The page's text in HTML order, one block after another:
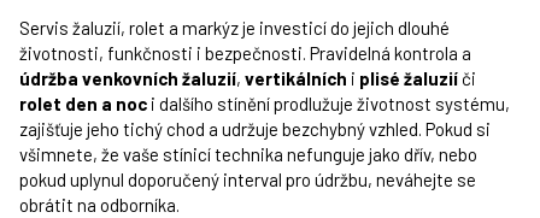
Servis žaluzií, rolet a markýz je investicí do jejich dlouhé
životnosti, funkčnosti i bezpečnosti. Pravidelná kontrola a
údržba venkovních žaluzií, vertikálních i plisé žaluzií či
rolet den a noc i dalšího stínění prodlužuje životnost systému,
zajišťuje jeho tichý chod a udržuje bezchybný vzhled. Pokud si
všimnete, že vaše stínicí technika nefunguje jako dřív, nebo
pokud uplynul doporučený interval pro údržbu, neváhejte se
obrátit na odborníka.